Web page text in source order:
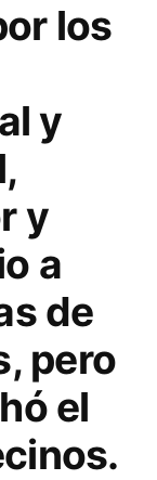
los
y
y
a
de
pero
el